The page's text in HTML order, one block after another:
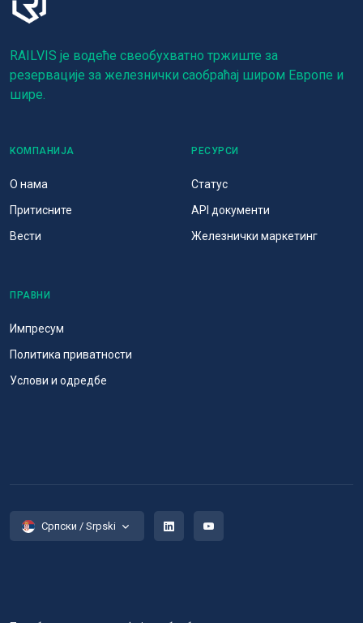
RAILVIS је водеће свеобухватно тржиште за
резервације за железнички саобраћај широм Европе и
шире.
КОМПАНИЈА
О нама
Притисните
Вести
РЕСУРСИ
Статус
API документи
Железнички маркетинг
ПРАВНИ
Импресум
Политика приватности
Услови и одредбе
Српски / Srpski